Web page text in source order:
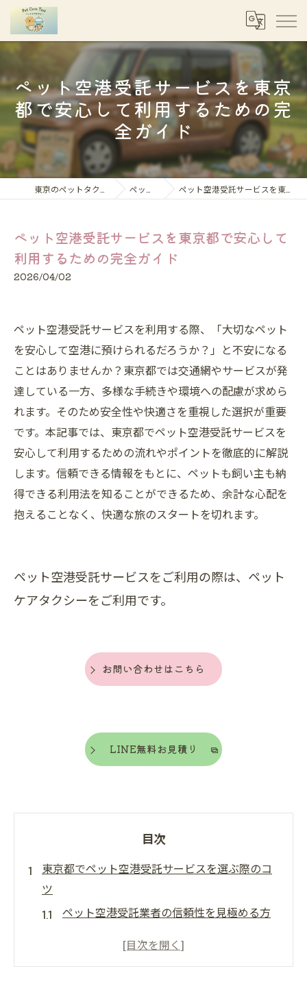
ペット空港受託サービスを東京
都で安心して利用するための完
全ガイド
ペット移動コラム ペット空港受託サービスを東京都で安心して利用するための完全ガイド
ペット空港受託サービスを東京都で安心して
利用するための完全ガイド
2026/04/02
ペット空港受託サービスを利用する際、「大切なペット
を安心して空港に預けられるだろうか？」と不安になる
ことはありませんか？東京都では交通網やサービスが発
達している一方、多様な手続きや環境への配慮が求めら
れます。そのため安全性や快適さを重視した選択が重要
です。本記事では、東京都でペット空港受託サービスを
安心して利用するための流れやポイントを徹底的に解説
します。信頼できる情報をもとに、ペットも飼い主も納
得できる利用法を知ることができるため、余計な心配を
抱えることなく、快適な旅のスタートを切れます。
ペット空港受託サービスをご利用の際は、ペット
ケアタクシーをご利用です。
お問い合わせはこちら
LINE無料お見積り
目次
東京都でペット空港受託サービスを選ぶ際のコ
ツ
ペット空港受託業者の信頼性を見極める方
東京都で安心できるペット空港対応の基準